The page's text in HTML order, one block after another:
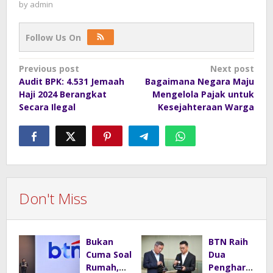
by admin
Follow Us On
Post
navigation
Previous post
Audit BPK: 4.531 Jemaah
Haji 2024 Berangkat
Secara Ilegal
Next post
Bagaimana Negara Maju
Mengelola Pajak untuk
Kesejahteraan Warga
Don't Miss
Bukan
Cuma Soal
Rumah,
BTN Raih
Dua
Pengharg